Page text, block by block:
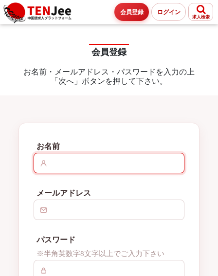
会員登録 ログイン
求人検索
会員登録
お名前・メールアドレス・パスワードを入力の上
「次へ」ボタンを押して下さい。
お名前
メールアドレス
パスワード
※半角英数字8文字以上でご入力下さい